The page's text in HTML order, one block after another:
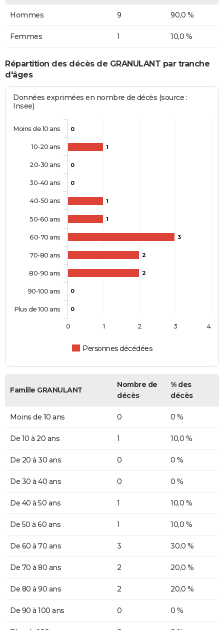
Hommes 9 90,0 %
Femmes 1 10,0 %
Répartition des décès de GRANULANT par tranche
d'âges
Données exprimées en nombre de décès (source :
Insee)
0
1
0
0
1
1
3
2
2
0
0
Personnes décédées
Moins de 10 ans
10-20 ans
20-30 ans
30-40 ans
40-50 ans
50-60 ans
60-70 ans
70-80 ans
80-90 ans
90-100 ans
Plus de 100 ans
0 1 2 3 4
Famille GRANULANT
Nombre de
décès
% des
décès
Moins de 10 ans 0 0 %
De 10 à 20 ans 1 10,0 %
De 20 à 30 ans 0 0 %
De 30 à 40 ans 0 0 %
De 40 à 50 ans 1 10,0 %
De 50 à 60 ans 1 10,0 %
De 60 à 70 ans 3 30,0 %
De 70 à 80 ans 2 20,0 %
De 80 à 90 ans 2 20,0 %
De 90 à 100 ans 0 0 %